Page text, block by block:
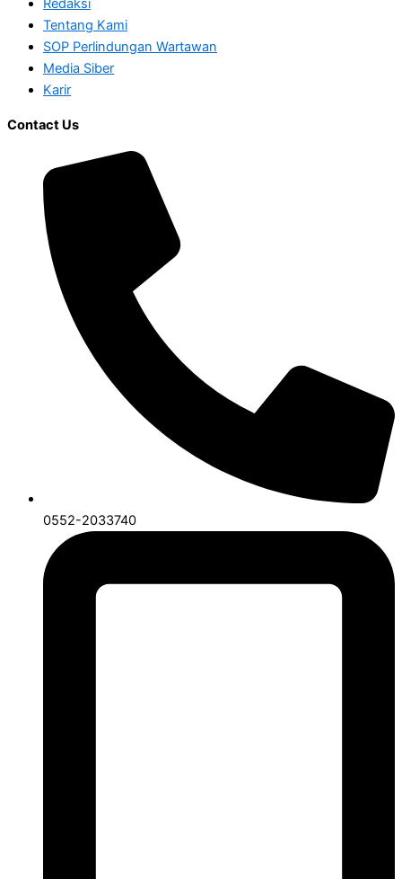
Redaksi
Tentang Kami
SOP Perlindungan Wartawan
Media Siber
Karir
Contact Us
0552-2033740